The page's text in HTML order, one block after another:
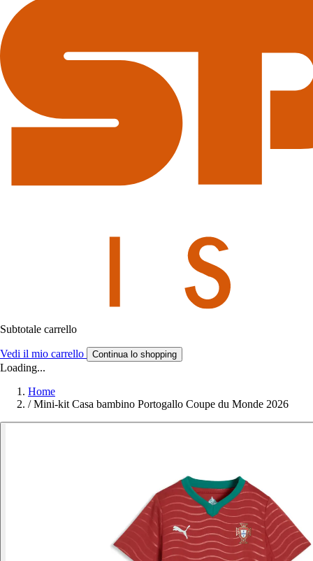
Subtotale carrello
Vedi il mio carrello Continua lo shopping
Loading...
Home
/ Mini-kit Casa bambino Portogallo Coupe du Monde 2026